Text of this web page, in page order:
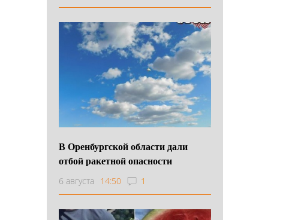
В Оренбургской области дали
отбой ракетной опасности
6 августа 14:50 1